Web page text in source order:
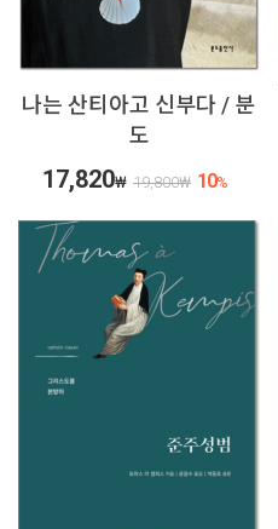
나는 산티아고 신부다 / 분
도
17,820₩ 19,800₩ 10%